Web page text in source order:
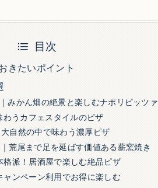
目次
きたいポイント
かん畑の絶景と楽しむナポリピッツァ
うカフェスタイルのピザ
自然の中で味わう濃厚ピザ
荒尾まで足を延ばす価値ある薪窯焼き
派！居酒屋で楽しむ絶品ピザ
ンペーン利用でお得に楽しむ